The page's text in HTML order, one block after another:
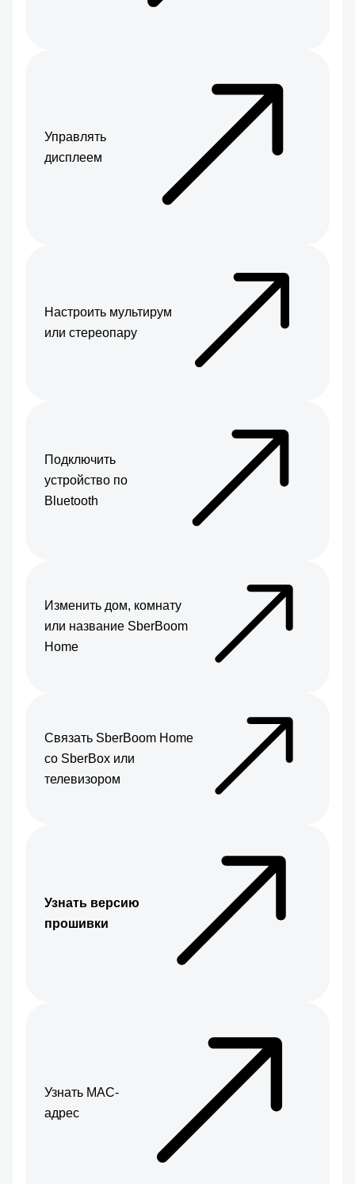
Управлять
дисплеем
Настроить мультирум
или стереопару
Подключить
устройство по
Bluetooth
Изменить дом, комнату
или название SberBoom
Home
Связать SberBoom Home
со SberBox или
телевизором
Узнать версию
прошивки
Узнать МАС-
адрес